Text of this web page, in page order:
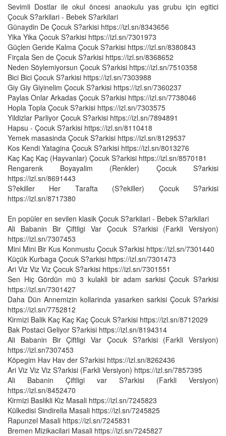
Sevimli Dostlar ile okul öncesi anaokulu yas grubu için egitici
Çocuk S?arkilari - Bebek S?arkilari
Günaydin De Çocuk S?arkisi https://izl.sn/8343656
Yika Yika Çocuk S?arkisi https://izl.sn/7301973
Güçlen Geride Kalma Çocuk S?arkisi https://izl.sn/8380843
Firçala Sen de Çocuk S?arkisi https://izl.sn/8368652
Neden Söylemiyorsun Çocuk S?arkisi https://izl.sn/7510358
Bici Bici Çocuk S?arkisi https://izl.sn/7303988
Giy Giy Giyinelim Çocuk S?arkisi https://izl.sn/7360237
Paylas Onlar Arkadas Çocuk S?arkisi https://izl.sn/7738046
Hopla Topla Çocuk S?arkisi https://izl.sn/7303575
Yildizlar Parliyor Çocuk S?arkisi https://izl.sn/7894891
Hapsu - Çocuk S?arkisi https://izl.sn/8110418
Yemek masasinda Çocuk S?arkisi https://izl.sn/8129537
Kos Kendi Yatagina Çocuk S?arkisi https://izl.sn/8013276
Kaç Kaç Kaç (Hayvanlar) Çocuk S?arkisi https://izl.sn/8570181
Rengarenk Boyayalim (Renkler) Çocuk S?arkisi
https://izl.sn/8691443
S?ekiller Her Tarafta (S?ekiller) Çocuk S?arkisi
https://izl.sn/8717380
En popüler en sevilen klasik Çocuk S?arkilari - Bebek S?arkilari
Ali Babanin Bir Çiftligi Var Çocuk S?arkisi (Farkli Versiyon)
https://izl.sn/7307453
Mini Mini Bir Kus Konmustu Çocuk S?arkisi https://izl.sn/7301440
Küçük Kurbaga Çocuk S?arkisi https://izl.sn/7301473
Ari Viz Viz Viz Çocuk S?arkisi https://izl.sn/7301551
Sen Hiç Gördün mü 3 kulakli bir adam sarkisi Çocuk S?arkisi
https://izl.sn/7301427
Daha Dün Annemizin kollarinda yasarken sarkisi Çocuk S?arkisi
https://izl.sn/7752812
Kirmizi Balik Kaç Kaç Kaç Çocuk S?arkisi https://izl.sn/8712029
Bak Postaci Geliyor S?arkisi https://izl.sn/8194314
Ali Babanin Bir Çiftligi Var Çocuk S?arkisi (Farkli Versiyon)
https://izl.sn7307453
Köpegim Hav Hav der S?arkisi https://izl.sn/8262436
Ari Viz Viz Viz S?arkisi (Farkli Versiyon) https://izl.sn/7857395
Ali Babanin Çiftligi var S?arkisi (Farkli Versiyon)
https://izl.sn/8452470
Kirmizi Baslikli Kiz Masali https://izl.sn/7245823
Külkedisi Sindirella Masali https://izl.sn/7245825
Rapunzel Masali https://izl.sn/7245831
Bremen Mizikacilari Masali https://izl.sn/7245827